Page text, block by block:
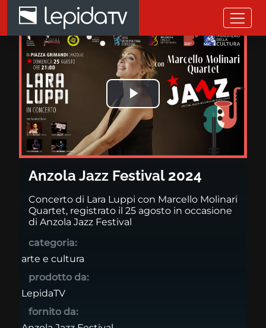
Salta al contenuto principale
Anzola Jazz Festival 2024
Riprodurre
il
video
Anzola Jazz Festival 2024
Concerto di Lara Luppi con Marcello Molinari
Quartet, registrato il 25 agosto in occasione
di Anzola Jazz Festival
categoria:
arte e cultura
prodotto da:
LepidaTV
fornito da: